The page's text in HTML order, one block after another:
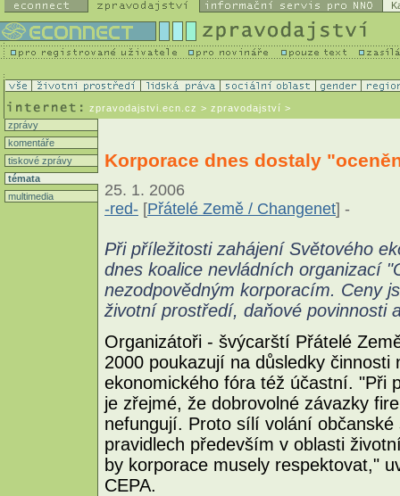
zpravodajstvi.ecn.cz > zpravodajství >
zprávy
komentáře
tiskové zprávy
témata
multimedia
Korporace dnes dostaly
25. 1. 2006
-red- [Přátelé Země / Changenet] -
Při příležitosti zahájení Světového
dnes koalice nevládních organizací
nezodpovědným korporacím. Ceny
životní prostředí, daňové povinnosti
Organizátoři - švýcarští Přátelé
2000 poukazují na důsledky
ekonomického fóra též účastní. "Při
je zřejmé, že dobrovolné závazky
nefungují. Proto sílí volání
pravidlech především v oblasti
by korporace musely respektovat,"
CEPA.